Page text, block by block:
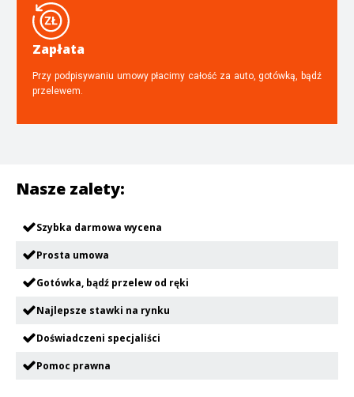
Zapłata
Przy podpisywaniu umowy płacimy całość za auto, gotówką, bądź
przelewem.
Nasze zalety:
Szybka darmowa wycena
Prosta umowa
Gotówka, bądź przelew od ręki
Najlepsze stawki na rynku
Doświadczeni specjaliści
Pomoc prawna